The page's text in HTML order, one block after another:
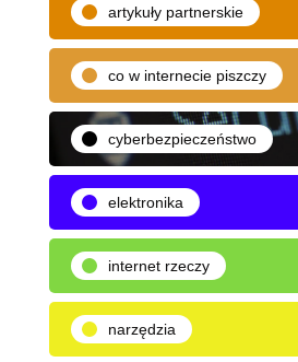
artykuły partnerskie
co w internecie piszczy
cyberbezpieczeństwo
elektronika
internet rzeczy
narzędzia